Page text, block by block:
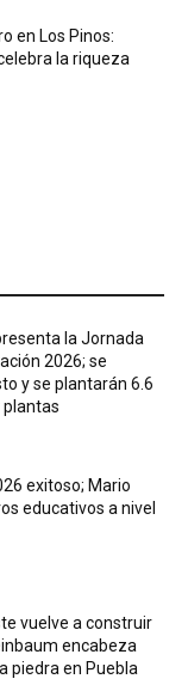
en Los Pinos:
la riqueza
la Jornada
2026; se
y se plantarán 6.6
plantas
exitoso; Mario
educativos a nivel
vuelve a construir
encabeza
piedra en Puebla